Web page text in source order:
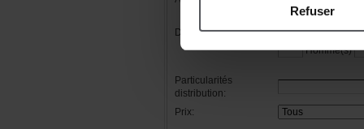
Refuser
Distribution: Femme(s)
Homme(s)
Particularités
distribution:
Prix: